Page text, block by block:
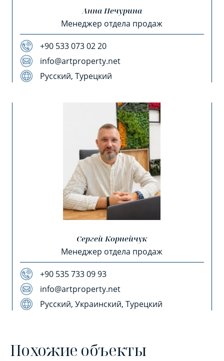
Анна Печурина
Менеджер отдела продаж
+90 533 073 02 20
info@artproperty.net
Русский, Турецкий
Сергей Корнейчук
Менеджер отдела продаж
+90 535 733 09 93
info@artproperty.net
Русский, Украинский, Турецкий
Похожие объекты